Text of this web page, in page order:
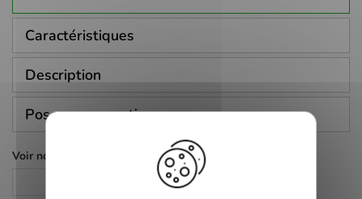
Caractéristiques
Description
Poser une question
Voir nos autres pages :